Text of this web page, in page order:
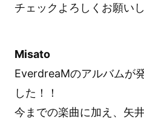
チェックよろしくお願い
Misato
EverdreaMのアルバムが
した！！
今までの楽曲に加え、矢